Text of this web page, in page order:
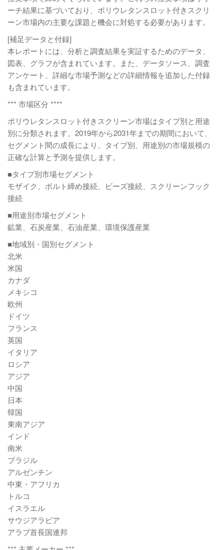
ーチ結果に基づいており、ポリウレタンスロット付きスクリ
ーン市場内の主要な課題と機会に対処する必要があります。
[補足データと付録]
本レポートには、分析と調査結果を実証するためのデータ、
図表、グラフが含まれています。また、データソース、調査
アンケート、詳細な市場予測などの詳細情報を追加した付録
も含まれています。
*** 市場区分 ****
ポリウレタンスロット付きスクリーン市場はタイプ別と用途
別に分類されます。2019年から2031年までの期間において、
セグメント間の成長により、タイプ別、用途別の市場規模の
正確な計算と予測を提供します。
■タイプ別市場セグメント
モザイク、ボルト締め接続、ビーズ接続、スクリーンフック
接続
■用途別市場セグメント
鉱業、石炭産業、石油産業、環境保護産業
■地域別・国別セグメント
北米
米国
カナダ
メキシコ
欧州
ドイツ
フランス
英国
イタリア
ロシア
アジア
中国
日本
韓国
東南アジア
インド
南米
ブラジル
アルゼンチン
中東・アフリカ
トルコ
イスラエル
サウジアラビア
アラブ首長国連邦